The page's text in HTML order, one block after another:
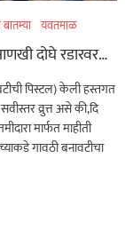
यवतमाळ
दोघे रडारवर…
पिस्टल) केली हस्तगत
व्रुत्त असे की,दि
मार्फत माहीती
गावठी बनावटीचा